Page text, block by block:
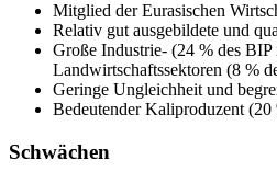
Mitglied der Eurasischen
Relativ gut ausgebildete und
Große Industrie- (24 % des BIP
Landwirtschaftssektoren (8 %
Geringe Ungleichheit und
Bedeutender Kaliproduzent
Schwächen